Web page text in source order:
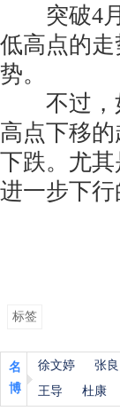
突破4月
低高点的
势。
不过，如
高点下移
下跌。尤
进一步下行
标签
名
博
徐文婷 张
王导
杜康